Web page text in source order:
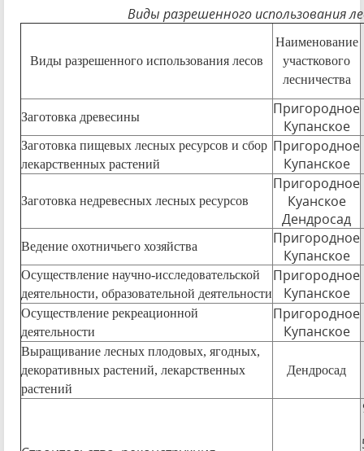
Виды разрешенного использования
Виды разрешенного использования лесов
Наименование
участкового
лесничества
Заготовка древесины
Пригородное
Купанское
Заготовка пищевых лесных ресурсов и сбор
лекарственных растений
Пригородное
Купанское
Заготовка недревесных лесных ресурсов
Пригородное
Куанское
Дендросад
Ведение охотничьего хозяйства
Пригородное
Купанское
Осуществление научно-исследовательской
деятельности, образовательной деятельности
Пригородное
Купанское
Осуществление рекреационной
деятельности
Пригородное
Купанское
Выращивание лесных плодовых, ягодных,
декоративных растений, лекарственных
растений
Дендросад